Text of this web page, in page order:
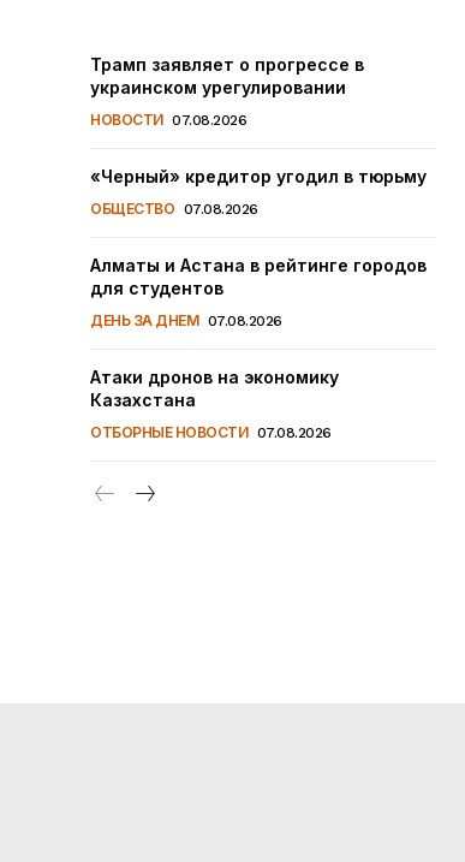
Трамп заявляет о прогрессе в
украинском урегулировании
НОВОСТИ 07.08.2026
«Черный» кредитор угодил в тюрьму
ОБЩЕСТВО 07.08.2026
Алматы и Астана в рейтинге городов
для студентов
ДЕНЬ ЗА ДНЕМ 07.08.2026
Атаки дронов на экономику
Казахстана
ОТБОРНЫЕ НОВОСТИ 07.08.2026